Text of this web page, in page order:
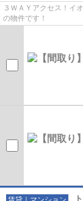
３ＷＡＹアクセス！イ
の物件です！